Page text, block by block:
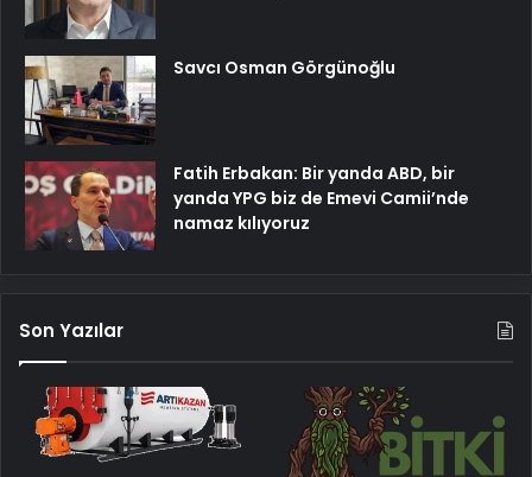
Savcı Osman Görgünoğlu
Fatih Erbakan: Bir yanda ABD, bir
yanda YPG biz de Emevi Camii’nde
namaz kılıyoruz
Son Yazılar